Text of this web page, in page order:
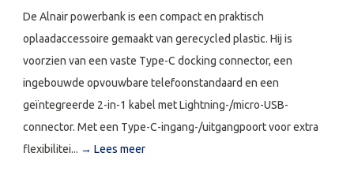
De Alnair powerbank is een compact en praktisch
oplaadaccessoire gemaakt van gerecycled plastic. Hij is
voorzien van een vaste Type-C docking connector, een
ingebouwde opvouwbare telefoonstandaard en een
geïntegreerde 2-in-1 kabel met Lightning-/micro-USB-
connector. Met een Type-C-ingang-/uitgangpoort voor extra
flexibilitei... → Lees meer